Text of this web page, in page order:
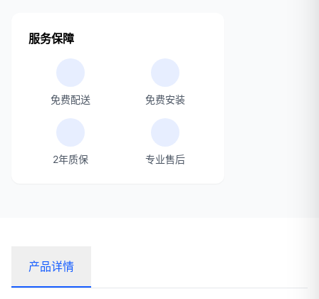
服务保障
免费配送 免费安装
2年质保 专业售后
产品详情